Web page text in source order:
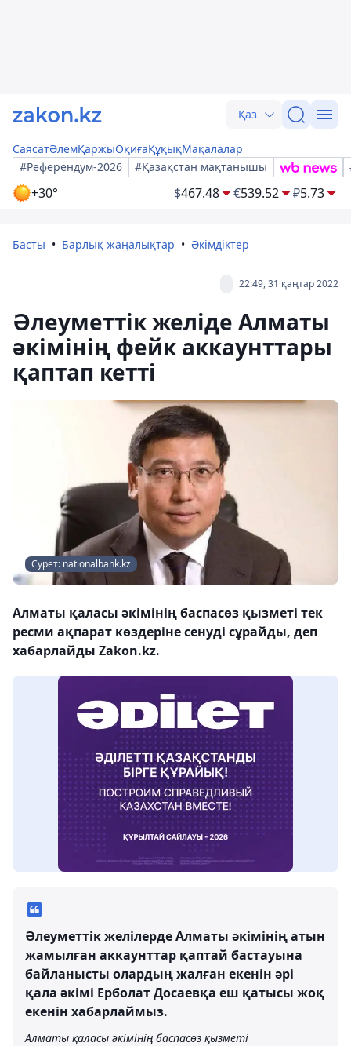
Қаз
СаясатӘлемҚаржыОқиғаҚұқықМақалалар
#Референдум-2026
#Қазақстан мақтанышы
+30° $467.48 €539.52 ₽5.73
Басты Барлық жаңалықтар Әкімдіктер
22:49, 31 қаңтар 2022
Әлеуметтік желіде Алматы
әкімінің фейк аккаунттары
қаптап кетті
Сурет: nationalbank.kz
Алматы қаласы әкімінің баспасөз қызметі тек
ресми ақпарат көздеріне сенуді сұрайды, деп
хабарлайды Zakon.kz.
Әлеуметтік желілерде Алматы әкімінің атын
жамылған аккаунттар қаптай бастауына
байланысты олардың жалған екенін әрі
қала әкімі Ерболат Досаевқа еш қатысы жоқ
екенін хабарлаймыз.
Алматы қаласы әкімінің баспасөз қызметі